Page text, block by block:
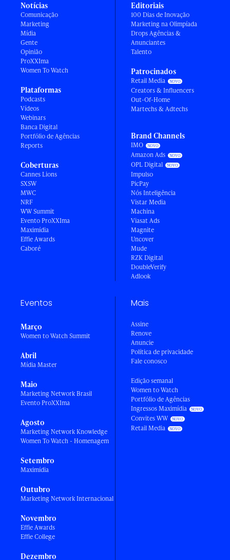
Notícias
Comunicação
Marketing
Mídia
Gente
Opinião
ProXXIma
Women To Watch
Plataformas
Podcasts
Vídeos
Webinars
Banca Digital
Portfólio de Agências
Reports
Coberturas
Cannes Lions
SXSW
MWC
NRF
WW Summit
Evento ProXXIma
Maximídia
Effie Awards
Caboré
Editoriais
100 Dias de Inovação
Marketing na Olimpíada
Drops Agências &
Anunciantes
Talento
Patrocinados
Retail Media
Creators & Influencers
Out-Of-Home
Martechs & Adtechs
Brand Channels
IMO
Amazon Ads
OPL Digital
Impulso
PicPay
Nós Inteligência
Vistar Media
Machina
Viasat Ads
Magnite
Uncover
Mude
RZK Digital
DoubleVerify
Adlook
Eventos
Março
Women to Watch Summit
Abril
Mídia Master
Maio
Marketing Network Brasil
Evento ProXXIma
Agosto
Marketing Network Knowledge
Women To Watch - Homenagem
Setembro
Maximídia
Outubro
Marketing Network Internacional
Novembro
Effie Awards
Effie College
Dezembro
Mais
Assine
Renove
Anuncie
Política de privacidade
Fale conosco
Edição semanal
Women to Watch
Portfólio de Agências
Ingressos Maximídia
Convites WW
Retail Media